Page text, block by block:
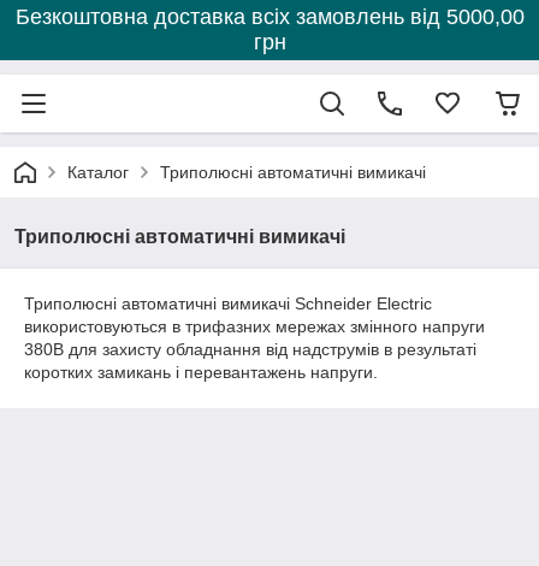
Безкоштовна доставка всіх замовлень від 5000,00
грн
Каталог Триполюсні автоматичні вимикачі
Триполюсні автоматичні вимикачі
Триполюсні автоматичні вимикачі Schneider Electric
використовуються в трифазних мережах змінного напруги
380В для захисту обладнання від надструмів в результаті
коротких замикань і перевантажень напруги.